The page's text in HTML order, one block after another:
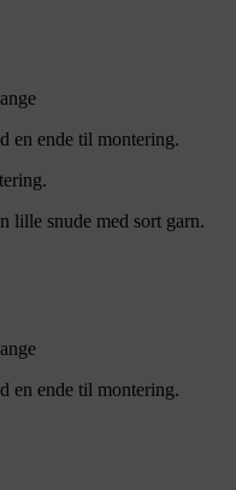
en ende til montering.
lille snude med sort garn.
en ende til montering.